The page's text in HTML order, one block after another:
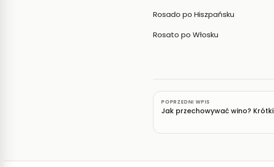
Rosado po Hiszpańsku
Rosato po Włosku
POPRZEDNI WPIS
Jak przechowywać wino?